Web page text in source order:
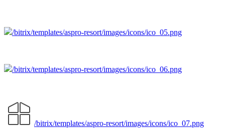
/bitrix/templates/aspro-resort/images/icons/ico_05.png
/bitrix/templates/aspro-resort/images/icons/ico_06.png
/bitrix/templates/aspro-resort/images/icons/ico_07.png